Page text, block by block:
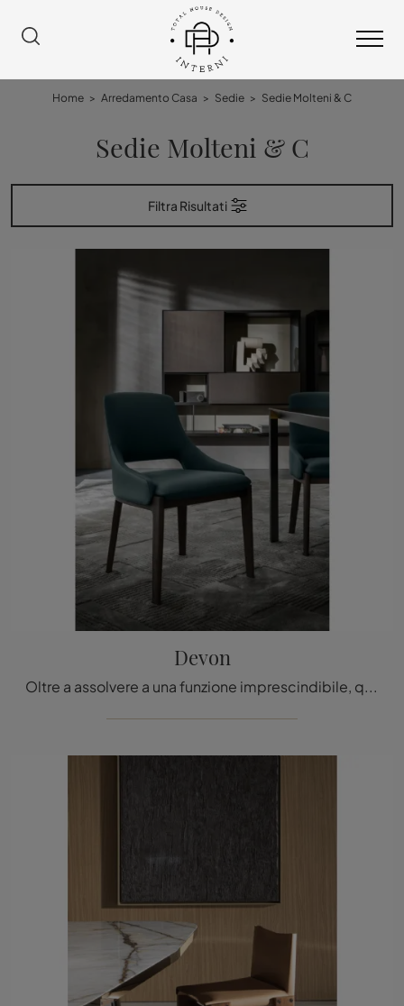
Home > Arredamento Casa > Sedie > Sedie Molteni & C
Sedie Molteni & C
Filtra Risultati
Devon
Oltre a assolvere a una funzione imprescindibile, questi arredamenti possono enfatizzare un luogo anche anonimo e privo di accessori.